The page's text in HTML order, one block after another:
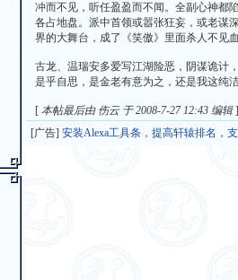
冲而不见，听任盈盈而不闻。全副心神都
各占地盘。派中首领或嚣张狂妄，或老谋
界的大舞台，成了《笑傲》里面杀人不见
古龙、温瑞安多爱写江湖险恶，阴谋诡计
是乎自思，是金老有意为之，还是我这纯
[ 本帖最后由 伤云 于 2008-7-27 12:43 编辑
[广告]安装Alexa工具条，提高轩辕排名，